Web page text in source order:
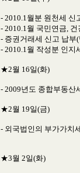
- 2010.1월분 원천세 신
- 2010.1월 국민연금,
- 증권거래세 신고 납부
- 2010.1월 작성분 인지
★2월 16일(화)
- 2009년도 종합부동산
★2월 19일(금)
- 외국법인의 부가가치
★3월 2일(화)